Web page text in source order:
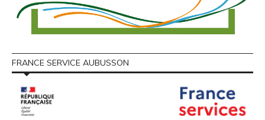
FRANCE SERVICE AUBUSSON